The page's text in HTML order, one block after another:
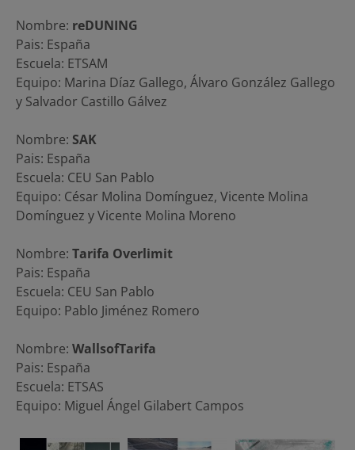
Nombre: reDUNING
Pais: España
Escuela: ETSAM
Equipo: Marina Díaz Gallego, Álvaro González Gallego
y Salvador Castillo Gálvez
Nombre: SAK
Pais: España
Escuela: CEU San Pablo
Equipo: César Molina Domínguez, Vicente Molina
Domínguez y Vicente Molina Moreno
Nombre: Tarifa Overlimit
Pais: España
Escuela: CEU San Pablo
Equipo: Pablo Jiménez Romero
Nombre: WallsofTarifa
Pais: España
Escuela: ETSAS
Equipo: Miguel Ángel Gilabert Campos